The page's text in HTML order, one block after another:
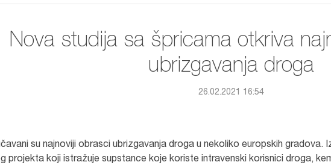
Nova studija sa špricama otkriva
ubrizgavanja droga
26.02.2021 16:54
su najnoviji obrasci ubrizgavanja droga u nekoliko europskih gradova.
projekta koji istražuje supstance koje koriste intravenski korisnici droga,